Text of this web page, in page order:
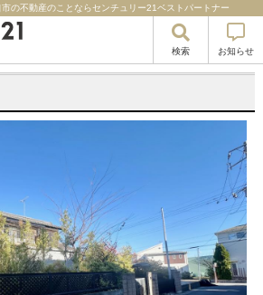
の不動産のことならセンチュリー21ベストパートナー
検索 お知らせ